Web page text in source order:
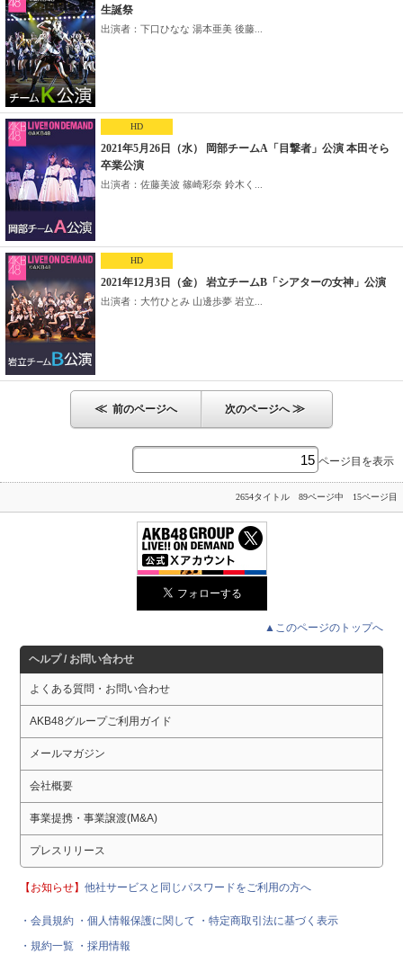
生誕祭
出演者：下口ひなな 湯本亜美 後藤...
HD
2021年5月26日（水） 岡部チームA「目撃者」公演 本田そら
卒業公演
出演者：佐藤美波 篠崎彩奈 鈴木く...
HD
2021年12月3日（金） 岩立チームB「シアターの女神」公演
出演者：大竹ひとみ 山邊歩夢 岩立...
≪ 前のページへ 次のページへ≫
ページ目を表示
2654タイトル 89ページ中 15ページ目
▲このページのトップへ
ヘルプ / お問い合わせ
よくある質問・お問い合わせ
AKB48グループご利用ガイド
メールマガジン
会社概要
事業提携・事業譲渡(M&A)
プレスリリース
【お知らせ】他社サービスと同じパスワードをご利用の方へ
・会員規約 ・個人情報保護に関して
・特定商取引法に基づく表示
・規約一覧 ・採用情報